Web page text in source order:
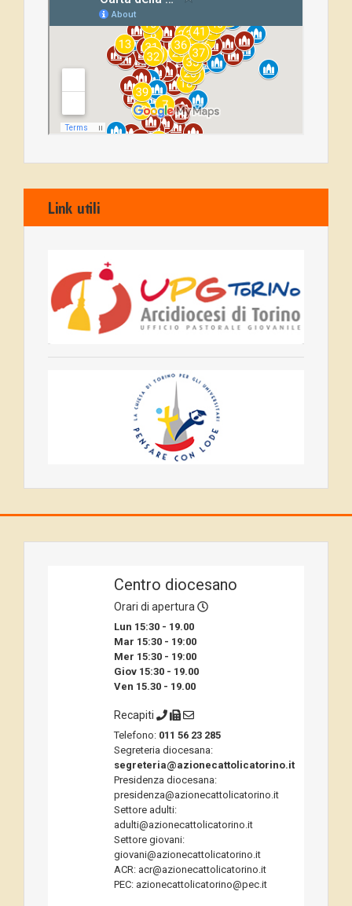
Link utili
Centro diocesano
Orari di apertura
Lun 15:30 - 19.00
Mar 15:30 - 19:00
Mer 15:30 - 19:00
Giov 15:30 - 19.00
Ven 15.30 - 19.00
Recapiti
Telefono: 011 56 23 285
Segreteria diocesana:
segreteria@azionecattolicatorino.it
Presidenza diocesana:
presidenza@azionecattolicatorino.it
Settore adulti:
adulti@azionecattolicatorino.it
Settore giovani:
giovani@azionecattolicatorino.it
ACR: acr@azionecattolicatorino.it
PEC: azionecattolicatorino@pec.it